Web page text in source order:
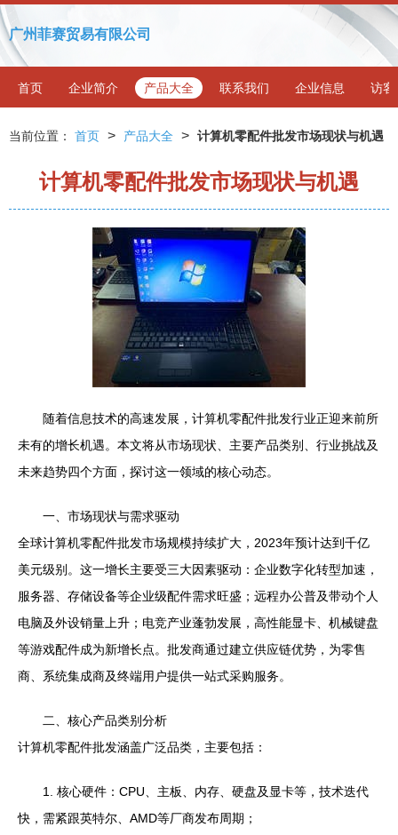
广州菲赛贸易有限公司
首页 企业简介 产品大全 联系我们 企业信息 访客
当前位置： 首页 > 产品大全 > 计算机零配件批发市场现状与机遇
计算机零配件批发市场现状与机遇
随着信息技术的高速发展，计算机零配件批发行业正迎来前所
未有的增长机遇。本文将从市场现状、主要产品类别、行业挑战及
未来趋势四个方面，探讨这一领域的核心动态。
一、市场现状与需求驱动
全球计算机零配件批发市场规模持续扩大，2023年预计达到千亿
美元级别。这一增长主要受三大因素驱动：企业数字化转型加速，
服务器、存储设备等企业级配件需求旺盛；远程办公普及带动个人
电脑及外设销量上升；电竞产业蓬勃发展，高性能显卡、机械键盘
等游戏配件成为新增长点。批发商通过建立供应链优势，为零售
商、系统集成商及终端用户提供一站式采购服务。
二、核心产品类别分析
计算机零配件批发涵盖广泛品类，主要包括：
1. 核心硬件：CPU、主板、内存、硬盘及显卡等，技术迭代
快，需紧跟英特尔、AMD等厂商发布周期；